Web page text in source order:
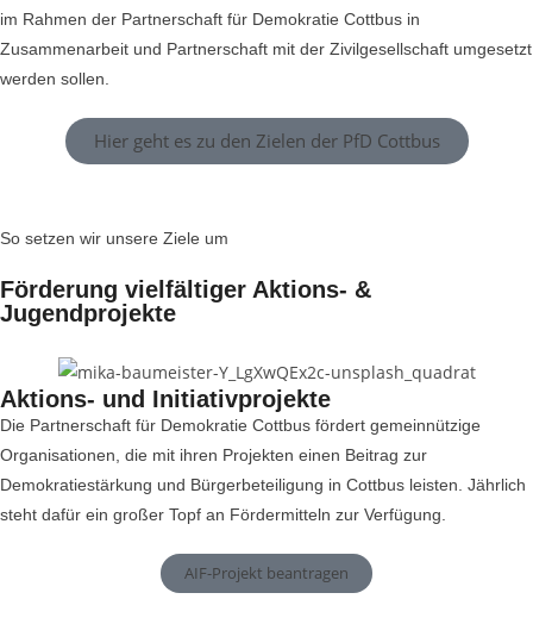
im Rahmen der Partnerschaft für Demokratie Cottbus in
Zusammenarbeit und Partnerschaft mit der Zivilgesellschaft umgesetzt
werden sollen.
Hier geht es zu den Zielen der PfD Cottbus
So setzen wir unsere Ziele um
Förderung vielfältiger Aktions- &
Jugendprojekte
Aktions- und Initiativprojekte
Die Partnerschaft für Demokratie Cottbus fördert gemeinnützige
Organisationen, die mit ihren Projekten einen Beitrag zur
Demokratiestärkung und Bürgerbeteiligung in Cottbus leisten. Jährlich
steht dafür ein großer Topf an Fördermitteln zur Verfügung.
AIF-Projekt beantragen